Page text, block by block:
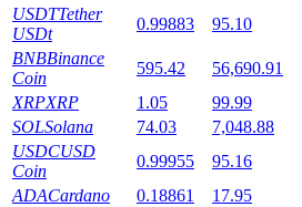
USDTTether
USDt
0.99883 95.10
BNBBinance
Coin
595.42 56,690.91
XRPXRP 1.05 99.99
SOLSolana 74.03 7,048.88
USDCUSD
Coin
0.99955 95.16
ADACardano 0.18861 17.95